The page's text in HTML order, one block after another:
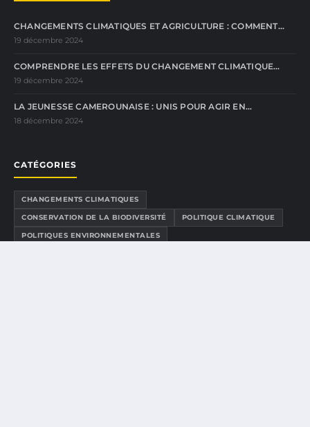
CHANGEMENTS CLIMATIQUES ET AGRICULTURE : COMMENT…
19 décembre 2024
COMPRENDRE LES EFFETS DU CHANGEMENT CLIMATIQUE…
19 décembre 2024
LA JEUNESSE CAMEROUNAISE : UNIS POUR AGIR EN…
18 décembre 2024
CATÉGORIES
CHANGEMENTS CLIMATIQUES
CONSERVATION DE LA BIODIVERSITÉ
POLITIQUE CLIMATIQUE
POLITIQUES ENVIRONNEMENTALES